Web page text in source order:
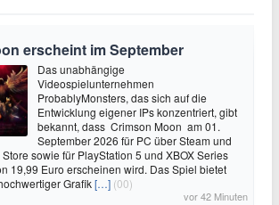
erscheint im September
Das unabhängige
Videospielunternehmen
ProbablyMonsters, das sich auf die
Entwicklung eigener IPs konzentriert, gibt
bekannt, dass Crimson Moon am 01.
September 2026 für PC über Steam und
sowie für PlayStation 5 und XBOX Series
19,99 Euro erscheinen wird. Das Spiel bietet
Grafik[…] (00)
vor 42 Minuten